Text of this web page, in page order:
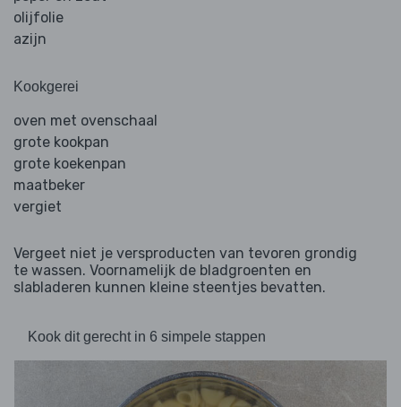
olijfolie
azijn
Kookgerei
oven met ovenschaal
grote kookpan
grote koekenpan
maatbeker
vergiet
Vergeet niet je versproducten van tevoren grondig
te wassen. Voornamelijk de bladgroenten en
slabladeren kunnen kleine steentjes bevatten.
Kook dit gerecht in 6 simpele stappen